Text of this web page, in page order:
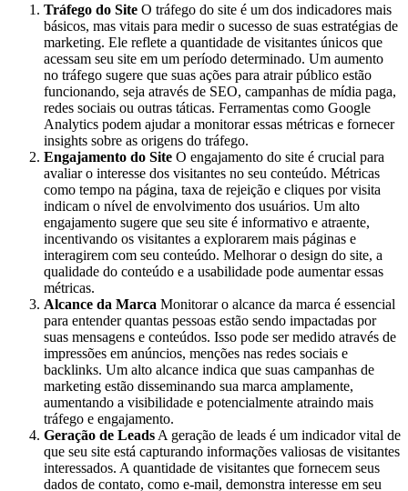
Tráfego do Site O tráfego do site é um dos indicadores mais
básicos, mas vitais para medir o sucesso de suas estratégias de
marketing. Ele reflete a quantidade de visitantes únicos que
acessam seu site em um período determinado. Um aumento
no tráfego sugere que suas ações para atrair público estão
funcionando, seja através de SEO, campanhas de mídia paga,
redes sociais ou outras táticas. Ferramentas como Google
Analytics podem ajudar a monitorar essas métricas e fornecer
insights sobre as origens do tráfego.
Engajamento do Site O engajamento do site é crucial para
avaliar o interesse dos visitantes no seu conteúdo. Métricas
como tempo na página, taxa de rejeição e cliques por visita
indicam o nível de envolvimento dos usuários. Um alto
engajamento sugere que seu site é informativo e atraente,
incentivando os visitantes a explorarem mais páginas e
interagirem com seu conteúdo. Melhorar o design do site, a
qualidade do conteúdo e a usabilidade pode aumentar essas
métricas.
Alcance da Marca Monitorar o alcance da marca é essencial
para entender quantas pessoas estão sendo impactadas por
suas mensagens e conteúdos. Isso pode ser medido através de
impressões em anúncios, menções nas redes sociais e
backlinks. Um alto alcance indica que suas campanhas de
marketing estão disseminando sua marca amplamente,
aumentando a visibilidade e potencialmente atraindo mais
tráfego e engajamento.
Geração de Leads A geração de leads é um indicador vital de
que seu site está capturando informações valiosas de visitantes
interessados. A quantidade de visitantes que fornecem seus
dados de contato, como e-mail, demonstra interesse em seu